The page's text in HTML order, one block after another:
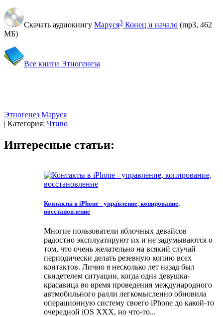
Скачать аудиокнигу Маруся3 Конец и начало (mp3, 462
МБ)
Все книги Этногенеза
Этногенез Маруся
| Категория: Чтиво
Интересные статьи:
Контакты в iPhone - управление, копирование,
восстановление
Многие пользователи яблочных девайсов
радостно эксплуатируют их и не задумываются о
том, что очень желательно на всякий случай
периодически делать резевную копию всех
контактов. Лично я несколько лет назад был
свидетелем ситуации, когда одна девушка-
красавица во время проведения международного
автмобильного ралли легкомысленно обновила
операционную систему своего iPhone до какой-то
очередной iOS XXX, но что-то...